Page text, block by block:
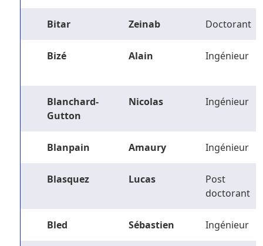
Bitar Zeinab Doctorant
Bizé Alain Ingénieur
Blanchard-
Gutton
Nicolas Ingénieur
Blanpain Amaury Ingénieur
Blasquez Lucas
Post
doctorant
Bled Sébastien Ingénieur